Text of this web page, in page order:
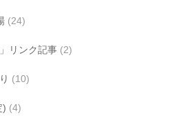
(24)
リンク記事 (2)
(10)
) (4)